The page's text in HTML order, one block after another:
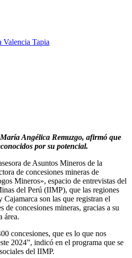
Valencia Tapia
Angélica Remuzgo, afirmó que
por su potencial.
de Asuntos Mineros de la
de concesiones mineras de
Mineros», espacio de entrevistas del
del Perú (IIMP), que las regiones
son las que registran el
de concesiones mineras, gracias a su
área.
concesiones, que es lo que nos
2024”, indicó en el programa que se
del IIMP.